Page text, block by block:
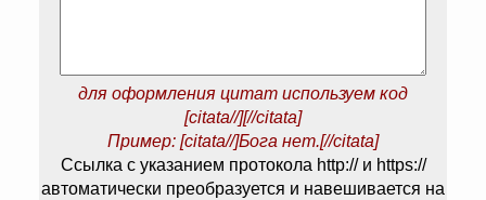
для оформления цитат используем код
[citata//][//citata]
Пример: [citata//]Бога нет.[//citata]
Ссылка с указанием протокола http:// и https://
автоматически преобразуется и навешивается на